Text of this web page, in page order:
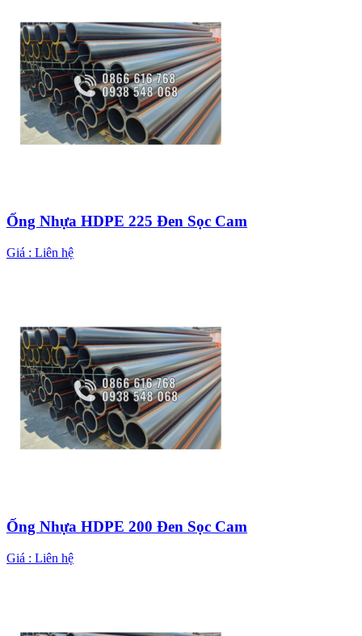
Ống Nhựa HDPE 225 Đen Sọc Cam
Giá : Liên hệ
Ống Nhựa HDPE 200 Đen Sọc Cam
Giá : Liên hệ